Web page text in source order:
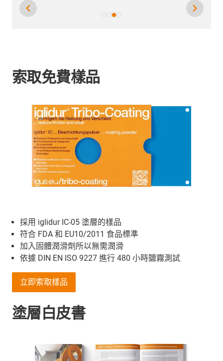
索取免費樣品
採用 iglidur IC-05 塗層的樣品
符合 FDA 和 EU10/2011 食品標準
加入固體潤滑劑所以無需潤滑
依據 DIN EN ISO 9227 進行 480 小時鹽霧測試
立即索取樣品
塗層白皮書